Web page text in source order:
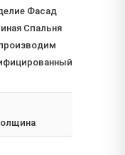
Фасад
Спальня